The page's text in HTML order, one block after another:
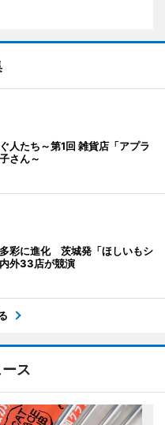
人たち～第1回 雑貨店「アプラ
さん～
彩に進化 茨城発「ほしいもシ
外33店が競演
ス